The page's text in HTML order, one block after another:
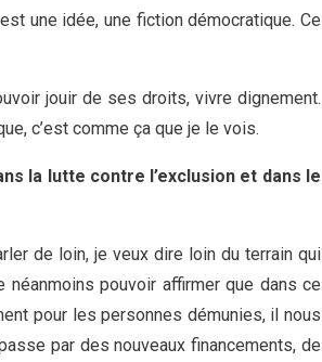
une idée, une fiction démocratique. Ce
jouir de ses droits, vivre dignement.
c’est comme ça que je le vois.
la lutte contre l’exclusion et dans le
de loin, je veux dire loin du terrain qui
pouvoir affirmer que dans ce
pour les personnes démunies, il nous
par des nouveaux financements, de